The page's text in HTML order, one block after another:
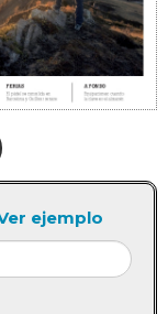
ejemplo